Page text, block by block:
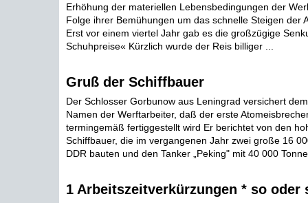
Erhöhung der materiellen Lebensbedingungen der
Folge ihrer Bemühungen um das schnelle Steigen der
Erst vor einem viertel Jahr gab es die großzügige
Schuhpreise« Kürzlich wurde der Reis billiger ...
Gruß der Schiffbauer
Der Schlosser Gorbunow aus Leningrad versichert
Namen der Werftarbeiter, daß der erste
termingemäß fertiggestellt wird Er berichtet von den
Schiffbauer, die im vergangenen Jahr zwei große 16
DDR bauten und den Tanker „Peking" mit 40 000
1 Arbeitszeitverkürzungen * so oder